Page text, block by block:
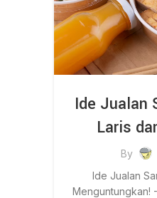
Ide Jualan
Laris
By
Ide Jualan
Menguntungkan!